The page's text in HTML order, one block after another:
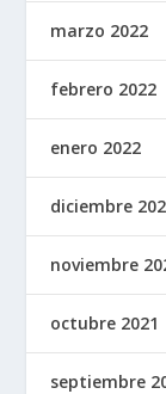
marzo 2022
febrero 2022
enero 2022
diciembre
noviembre
octubre 2021
septiembre